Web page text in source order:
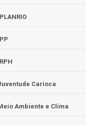
Carioca
Ambiente e Clima